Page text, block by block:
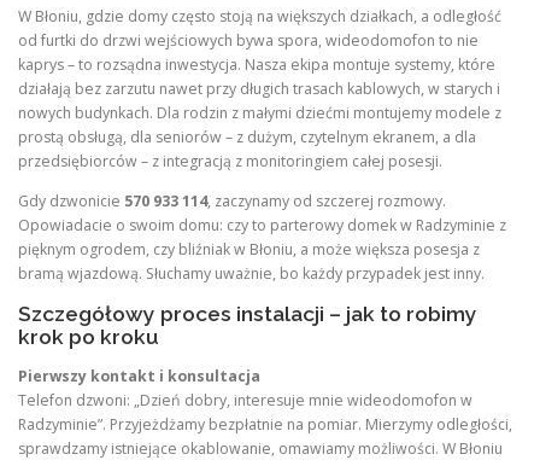
W Błoniu, gdzie domy często stoją na większych działkach, a odległość
od furtki do drzwi wejściowych bywa spora, wideodomofon to nie
kaprys – to rozsądna inwestycja. Nasza ekipa montuje systemy, które
działają bez zarzutu nawet przy długich trasach kablowych, w starych i
nowych budynkach. Dla rodzin z małymi dziećmi montujemy modele z
prostą obsługą, dla seniorów – z dużym, czytelnym ekranem, a dla
przedsiębiorców – z integracją z monitoringiem całej posesji.
Gdy dzwonicie 570 933 114, zaczynamy od szczerej rozmowy.
Opowiadacie o swoim domu: czy to parterowy domek w Radzyminie z
pięknym ogrodem, czy bliźniak w Błoniu, a może większa posesja z
bramą wjazdową. Słuchamy uważnie, bo każdy przypadek jest inny.
Szczegółowy proces instalacji – jak to robimy
krok po kroku
Pierwszy kontakt i konsultacja
Telefon dzwoni: „Dzień dobry, interesuje mnie wideodomofon w
Radzyminie”. Przyjeżdżamy bezpłatnie na pomiar. Mierzymy odległości,
sprawdzamy istniejące okablowanie, omawiamy możliwości. W Błoniu